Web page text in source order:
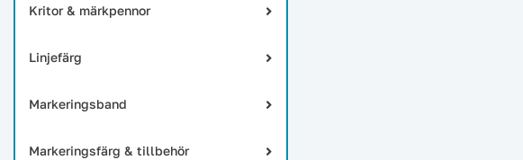
Kritor & märkpennor
Linjefärg
Markeringsband
Markeringsfärg & tillbehör